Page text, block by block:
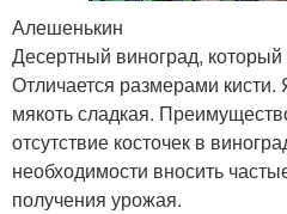
Алешенькин
Десертный виноград, который
Отличается размерами
мякоть сладкая.
отсутствие косточек в
необходимости вносить
получения урожая.